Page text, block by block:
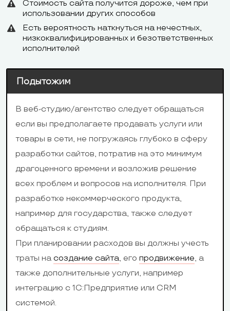
Blogger, Google
Календарь,
SoundCloud,
Ecwid, Site
Booster,
Eventbrite,
Callback, Skype,
Get Traffic,
SMSHero,
DropBox Gallery,
Pluto, Postific,
«1C:
АТОЛ.Онлайн,
Нельзя
привязать на
бесплатном
тарифе, на
Можно
бесплатном
Стоимость сайта получится дороже, чем при
использовании других способов
Есть вероятность наткнуться на нечестных,
низкоквалифицированных и безответственных
исполнителей
Подытожим
В веб-студию/агентство следует обращаться
если вы предполагаете продавать услуги или
товары в сети, не погружаясь глубоко в сферу
разработки сайтов, потратив на это минимум
драгоценного времени и возложив решение
всех проблем и вопросов на исполнителя. При
разработке некоммерческого продукта,
например для государства, также следует
обращаться к студиям.
При планировании расходов вы должны учесть
траты на создание сайта, его продвижение, а
также дополнительные услуги, например
интеграцию с 1С:Предприятие или CRM
системой.